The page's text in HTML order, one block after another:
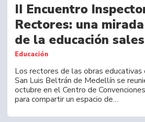
II Encuentro
Rectores: una
de la educación
Educación
Los rectores de las obras educativas
San Luis Beltrán de Medellín se
octubre en el Centro de
para compartir un espacio de…